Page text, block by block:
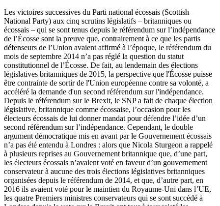
Les victoires successives du Parti national écossais (Scottish
National Party) aux cinq scrutins législatifs – britanniques ou
écossais – qui se sont tenus depuis le référendum sur l’indépendance
de l’Écosse sont la preuve que, contrairement à ce que les partis
défenseurs de l’Union avaient affirmé à l’époque, le référendum du
mois de septembre 2014 n’a pas réglé la question du statut
constitutionnel de l’Écosse. De fait, au lendemain des élections
législatives britanniques de 2015, la perspective que l'Écosse puisse
être contrainte de sortir de l'Union européenne contre sa volonté, a
accéléré la demande d'un second référendum sur l'indépendance.
Depuis le référendum sur le Brexit, le SNP a fait de chaque élection
législative, britannique comme écossaise, l’occasion pour les
électeurs écossais de lui donner mandat pour défendre l’idée d’un
second référendum sur l’indépendance. Cependant, le double
argument démocratique mis en avant par le Gouvernement écossais
n’a pas été entendu à Londres : alors que Nicola Sturgeon a rappelé
à plusieurs reprises au Gouvernement britannique que, d’une part,
les électeurs écossais n’avaient voté en faveur d’un gouvernement
conservateur à aucune des trois élections législatives britanniques
organisées depuis le référendum de 2014, et que, d’autre part, en
2016 ils avaient voté pour le maintien du Royaume-Uni dans l’UE,
les quatre Premiers ministres conservateurs qui se sont succédé à